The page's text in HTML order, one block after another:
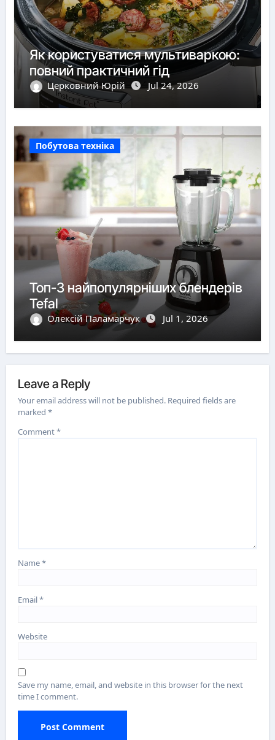
Як користуватися мультиваркою:
повний практичний гід
Церковний Юрій Jul 24, 2026
Побутова техніка
Топ-3 найпопулярніших блендерів
Tefal
Олексій Паламарчук Jul 1, 2026
Leave a Reply
Your email address will not be published. Required fields are
marked*
Comment*
Name*
Email*
Website
Save my name, email, and website in this browser for the next
time I comment.